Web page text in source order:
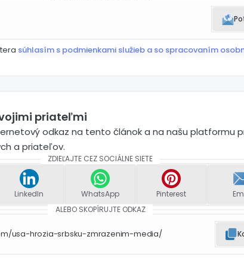
súhlasím s podmienkami služieb a so spracovaním
priateľmi
odkaz na tento článok a na našu platformu
a priateľov.
ZDIEĽAJTE CEZ SOCIÁLNE SIETE
LinkedIn WhatsApp Pinterest
ALEBO SKOPÍRUJTE ODKAZ
usa-hrozia-srbsku-zmrazenim-media/